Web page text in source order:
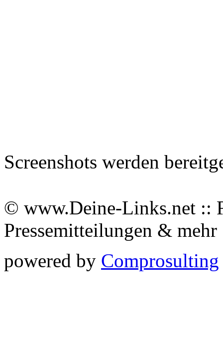
Screenshots werden
© www.Deine-Links.net ::
Pressemitteilungen &
powered by Comprosulting